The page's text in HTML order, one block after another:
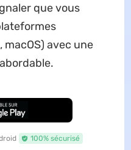
que vous
macOS) avec une
100% sécurisé